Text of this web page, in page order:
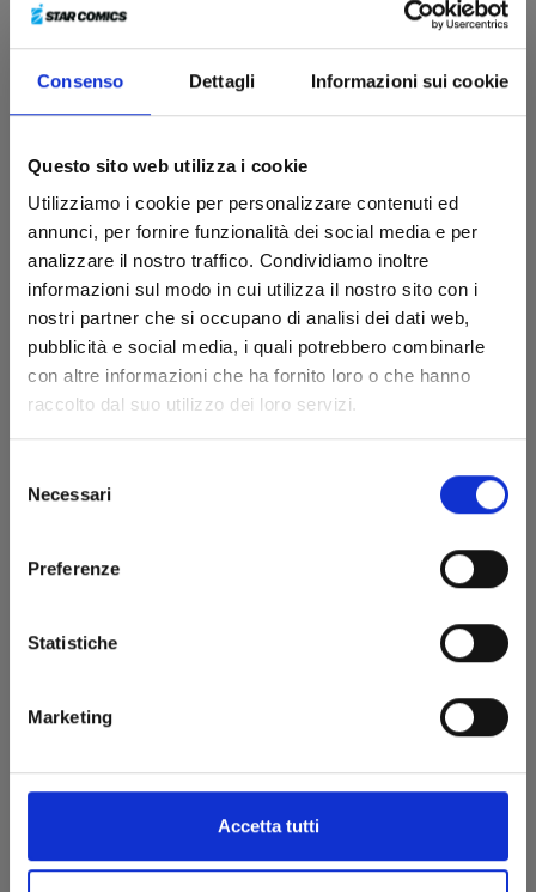
Consenso Dettagli Informazioni sui cookie
Questo sito web utilizza i cookie
Utilizziamo i cookie per personalizzare contenuti ed
annunci, per fornire funzionalità dei social media e per
analizzare il nostro traffico. Condividiamo inoltre
informazioni sul modo in cui utilizza il nostro sito con i
nostri partner che si occupano di analisi dei dati web,
pubblicità e social media, i quali potrebbero combinarle
con altre informazioni che ha fornito loro o che hanno
raccolto dal suo utilizzo dei loro servizi.
delNecessari
Preferenze
Statistiche
Marketing
Accetta tutti
RIPPER n. 2
20/10/2026
€ 7,90
RIPPER n. 1
21/04/2026